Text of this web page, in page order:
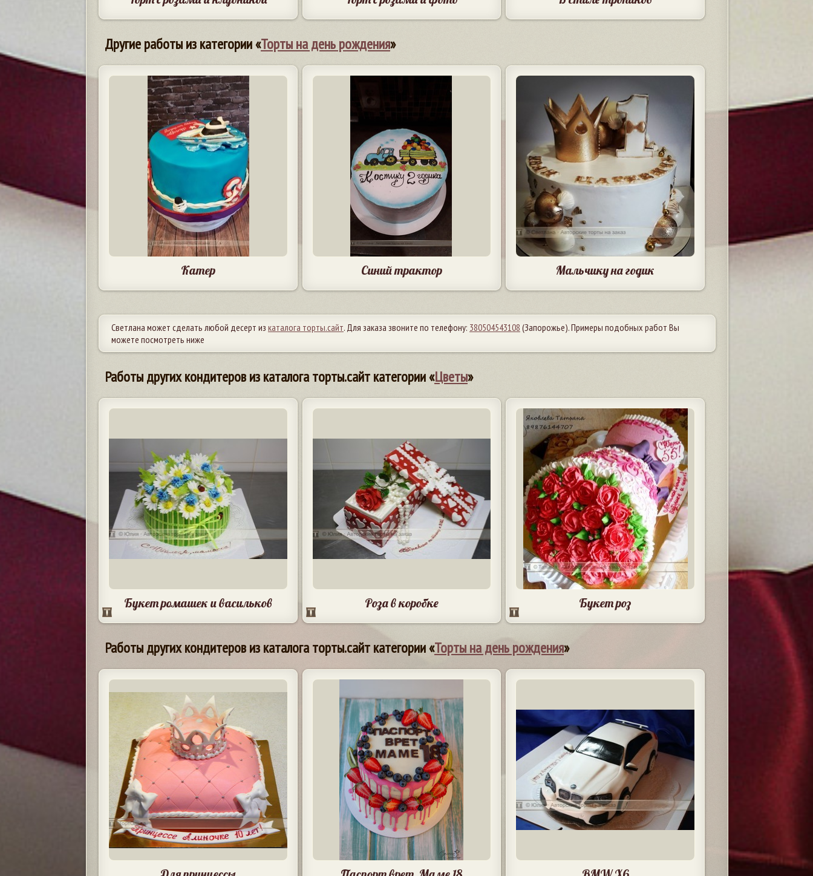
Другие работы из категории «Торты на день рождения»
Катер Синий трактор Мальчику на годик
Светлана может сделать любой десерт из каталога торты.сайт. Для заказа звоните по телефону: 380504543108 (Запорожье). Примеры подобных работ Вы
можете посмотреть ниже
Работы других кондитеров из каталога торты.сайт категории «Цветы»
Букет ромашек и васильков Роза в коробке Букет роз
Работы других кондитеров из каталога торты.сайт категории «Торты на день рождения»